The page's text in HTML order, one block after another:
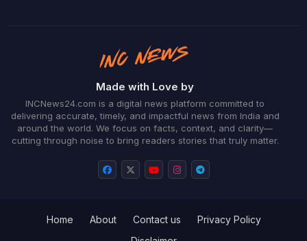
Made with Love by
INCNews24.com is a digital news platform committed to
delivering accurate, timely, and impactful news from India and
around the world. We focus on facts, context, and clarity—
cutting through noise to bring readers stories that truly matter.
Home About Contact us
Privacy Policy